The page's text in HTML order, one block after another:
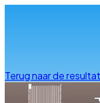
Terug naar de